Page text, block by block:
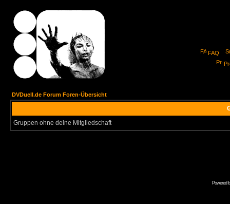
FAQ
DVDuell.de Forum Foren-Übersicht
Gruppen ohne deine Mitgliedschaft
Powered